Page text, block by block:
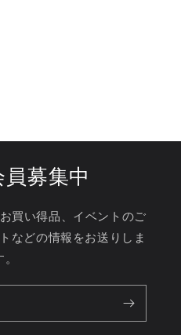
募集中
買い得品、イベントのご
などの情報をお送りしま